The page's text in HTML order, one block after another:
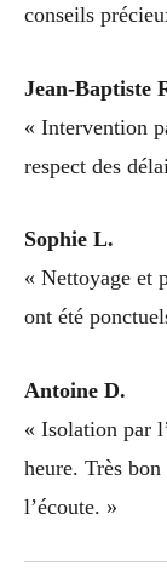
conseils
Jean-Baptiste
« Intervention
respect des
Sophie L.
« Nettoyage et
ont été
Antoine D.
« Isolation par
heure. Très
l’écoute. »